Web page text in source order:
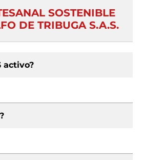
SOSTENIBLE
DE TRIBUGA S.A.S.
activo?